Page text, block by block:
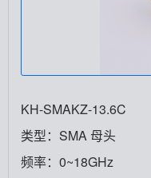
KH-SMAKZ-13.6C
类型：SMA 母头
频率：0~18GHz